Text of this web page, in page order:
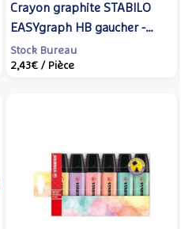
Crayon graphite STABILO
EASYgraph HB gaucher -
rose
Stock Bureau
2,43€ / Pièce